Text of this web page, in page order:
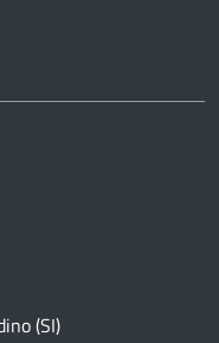
(SI)